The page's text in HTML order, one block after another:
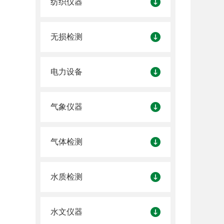
纺织仪器
无损检测
电力设备
气象仪器
气体检测
水质检测
水文仪器